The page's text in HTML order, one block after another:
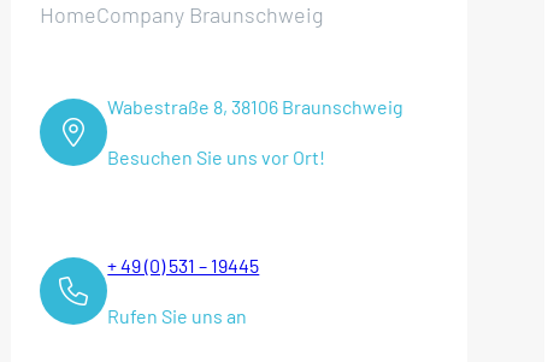
HomeCompany Braunschweig
Wabestraße 8, 38106 Braunschweig
Besuchen Sie uns vor Ort!
+ 49 (0) 531 – 19445
Rufen Sie uns an